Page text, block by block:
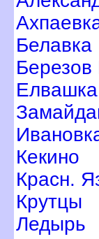
Белавка
Елвашка
Кекино
Красн.
Крутцы
Ледырь